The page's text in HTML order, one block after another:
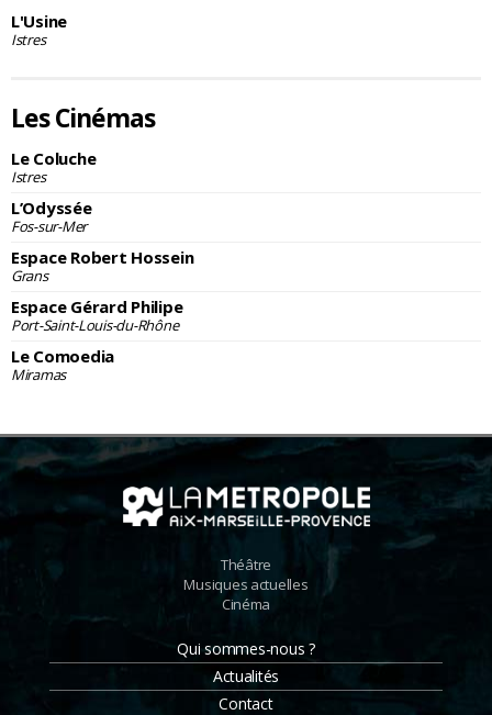
L'Usine
Istres
Les Cinémas
Le Coluche
Istres
L’Odyssée
Fos-sur-Mer
Espace Robert Hossein
Grans
Espace Gérard Philipe
Port-Saint-Louis-du-Rhône
Le Comoedia
Miramas
Théâtre
Musiques actuelles
Cinéma
Qui sommes-nous ?
Actualités
Contact